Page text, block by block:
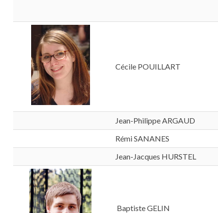
Cécile POUILLART
Jean-Philippe ARGAUD
Rémi SANANES
Jean-Jacques HURSTEL
Baptiste GELIN